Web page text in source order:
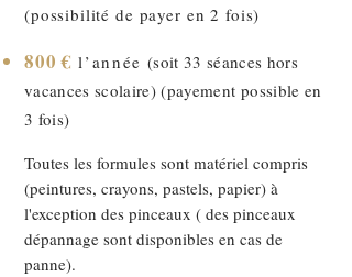
(possibilité de payer en 2 fois)
800 € l’année (soit 33 séances hors
vacances scolaire) (payement possible en
3 fois)
Toutes les formules sont matériel compris
(peintures, crayons, pastels, papier) à
l'exception des pinceaux ( des pinceaux
dépannage sont disponibles en cas de
panne).